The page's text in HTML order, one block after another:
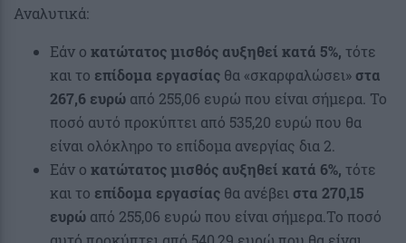
Αναλυτικά:
Εάν ο κατώτατος μισθός αυξηθεί κατά 5%, τότε
και το επίδομα εργασίας θα «σκαρφαλώσει» στα
267,6 ευρώ από 255,06 ευρώ που είναι σήμερα. Το
ποσό αυτό προκύπτει από 535,20 ευρώ που θα
είναι ολόκληρο το επίδομα ανεργίας δια 2.
Εάν ο κατώτατος μισθός αυξηθεί κατά 6%, τότε
και το επίδομα εργασίας θα ανέβει στα 270,15
ευρώ από 255,06 ευρώ που είναι σήμερα.Το ποσό